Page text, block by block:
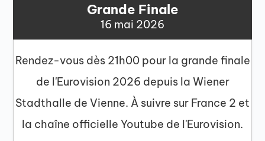
Grande Finale
16 mai 2026
Rendez-vous dès 21h00 pour la grande finale
de l'Eurovision 2026 depuis la Wiener
Stadthalle de Vienne. À suivre sur France 2 et
la chaîne officielle Youtube de l'Eurovision.